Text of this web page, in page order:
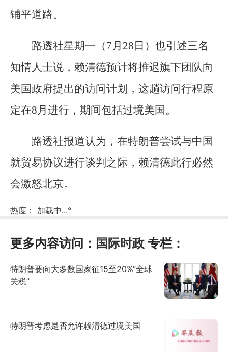
铺平道路。
路透社星期一（7月28日）也引述三名
知情人士说，赖清德预计将推迟旗下团队向
美国政府提出的访问计划，这趟访问行程原
定在8月进行，期间包括过境美国。
路透社报道认为，在特朗普尝试与中国
就贸易协议进行谈判之际，赖清德此行必然
会激怒北京。
热度： 加载中...°
更多内容访问： 国际时政 专栏：
特朗普要向大多数国家征15至20%“全球
关税”
特朗普考虑是否允许赖清德过境美国